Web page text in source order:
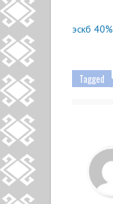
эскб 40%
Tagged